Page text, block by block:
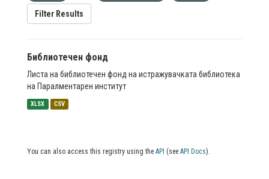
Filter Results
Библиотечен фонд
Листа на библиотечен фонд на истражувачката библиотека
на Паралментарен институт
XLSX CSV
You can also access this registry using the API (see API Docs).